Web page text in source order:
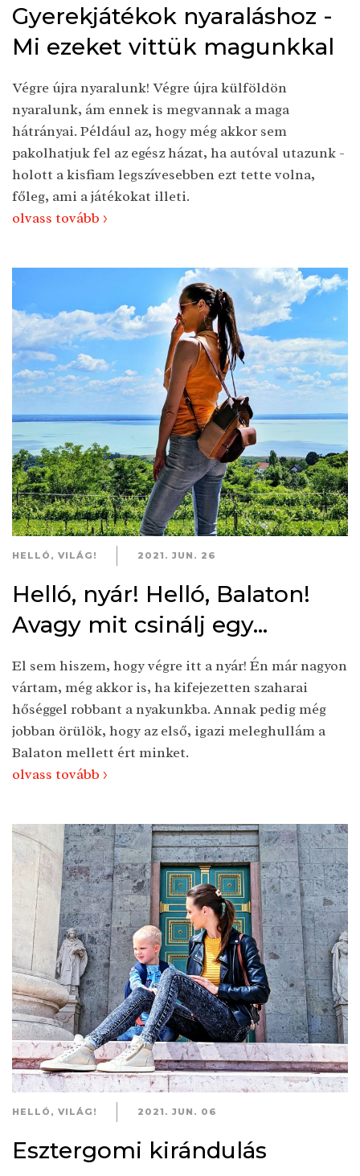
Gyerekjátékok nyaraláshoz -
Mi ezeket vittük magunkkal
Végre újra nyaralunk! Végre újra külföldön
nyaralunk, ám ennek is megvannak a maga
hátrányai. Például az, hogy még akkor sem
pakolhatjuk fel az egész házat, ha autóval utazunk -
holott a kisfiam legszívesebben ezt tette volna,
főleg, ami a játékokat illeti.
olvass tovább >
HELLÓ, VILÁG! 2021. JUN. 26
Helló, nyár! Helló, Balaton!
Avagy mit csinálj egy...
El sem hiszem, hogy végre itt a nyár! Én már nagyon
vártam, még akkor is, ha kifejezetten szaharai
hőséggel robbant a nyakunkba. Annak pedig még
jobban örülök, hogy az első, igazi meleghullám a
Balaton mellett ért minket.
olvass tovább >
HELLÓ, VILÁG! 2021. JUN. 06
Esztergomi kirándulás